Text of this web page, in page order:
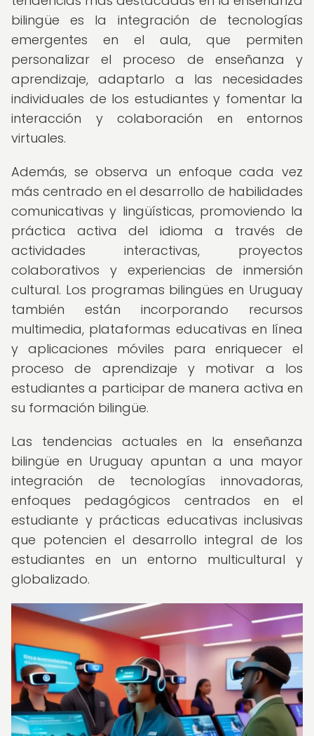
bilingüe es la integración de tecnologías
emergentes en el aula, que permiten
personalizar el proceso de enseñanza y
aprendizaje, adaptarlo a las necesidades
individuales de los estudiantes y fomentar la
interacción y colaboración en entornos
virtuales.
Además, se observa un enfoque cada vez
más centrado en el desarrollo de habilidades
comunicativas y lingüísticas, promoviendo la
práctica activa del idioma a través de
actividades interactivas, proyectos
colaborativos y experiencias de inmersión
cultural. Los programas bilingües en Uruguay
también están incorporando recursos
multimedia, plataformas educativas en línea
y aplicaciones móviles para enriquecer el
proceso de aprendizaje y motivar a los
estudiantes a participar de manera activa en
su formación bilingüe.
Las tendencias actuales en la enseñanza
bilingüe en Uruguay apuntan a una mayor
integración de tecnologías innovadoras,
enfoques pedagógicos centrados en el
estudiante y prácticas educativas inclusivas
que potencien el desarrollo integral de los
estudiantes en un entorno multicultural y
globalizado.